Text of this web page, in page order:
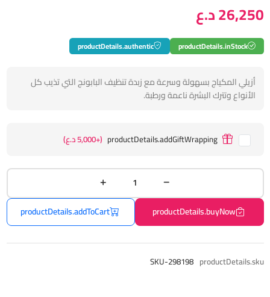
26,250 د.ع
productDetails.inStock
productDetails.authentic
أزيلي المكياج بسهولة وسرعة مع زبدة تنظيف البابونج التي تذيب كل
الأنواع وتترك البشرة ناعمة ورطبة.
productDetails.addGiftWrapping (+5,000 د.ع)
productDetails.buyNow
productDetails.addToCart
productDetails.sku
SKU-298198